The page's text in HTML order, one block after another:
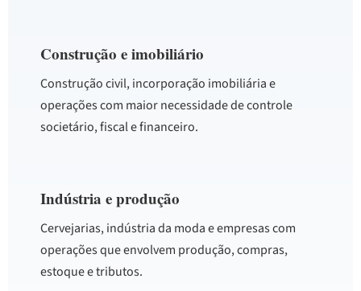
Construção e imobiliário
Construção civil, incorporação imobiliária e
operações com maior necessidade de controle
societário, fiscal e financeiro.
Indústria e produção
Cervejarias, indústria da moda e empresas com
operações que envolvem produção, compras,
estoque e tributos.